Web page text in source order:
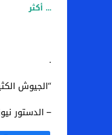
… أكثر
.
“الجيوش
– الدستور